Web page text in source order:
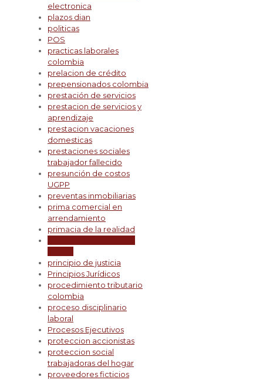
electronica
plazos dian
politicas
POS
practicas laborales
colombia
prelacion de crédito
prepensionados colombia
prestación de servicios
prestacion de servicios y
aprendizaje
prestacion vacaciones
domesticas
prestaciones sociales
trabajador fallecido
presunción de costos
UGPP
preventas inmobiliarias
prima comercial en
arrendamiento
primacia de la realidad
principio de justicia
Principios Jurídicos
procedimiento tributario
colombia
proceso disciplinario
laboral
Procesos Ejecutivos
proteccion accionistas
proteccion social
trabajadoras del hogar
proveedores ficticios